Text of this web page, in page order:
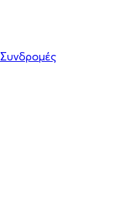
Συνδρομές